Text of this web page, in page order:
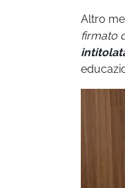
Altro
firmato